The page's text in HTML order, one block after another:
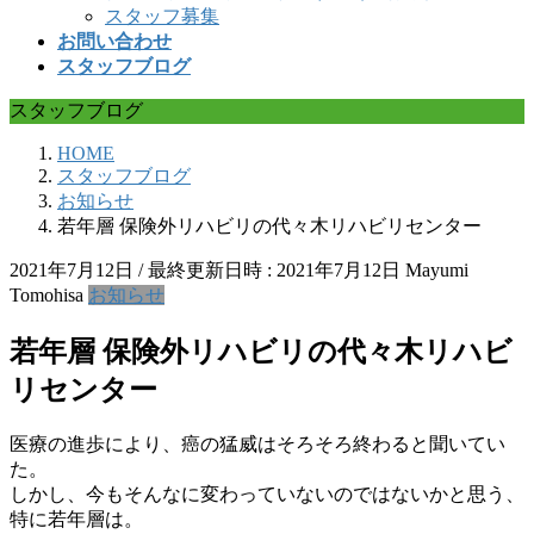
スタッフ募集
お問い合わせ
スタッフブログ
スタッフブログ
HOME
スタッフブログ
お知らせ
若年層 保険外リハビリの代々木リハビリセンター
2021年7月12日 / 最終更新日時 : 2021年7月12日 Mayumi
Tomohisa お知らせ
若年層 保険外リハビリの代々木リハビ
リセンター
医療の進歩により、癌の猛威はそろそろ終わると聞いてい
た。
しかし、今もそんなに変わっていないのではないかと思う、
特に若年層は。